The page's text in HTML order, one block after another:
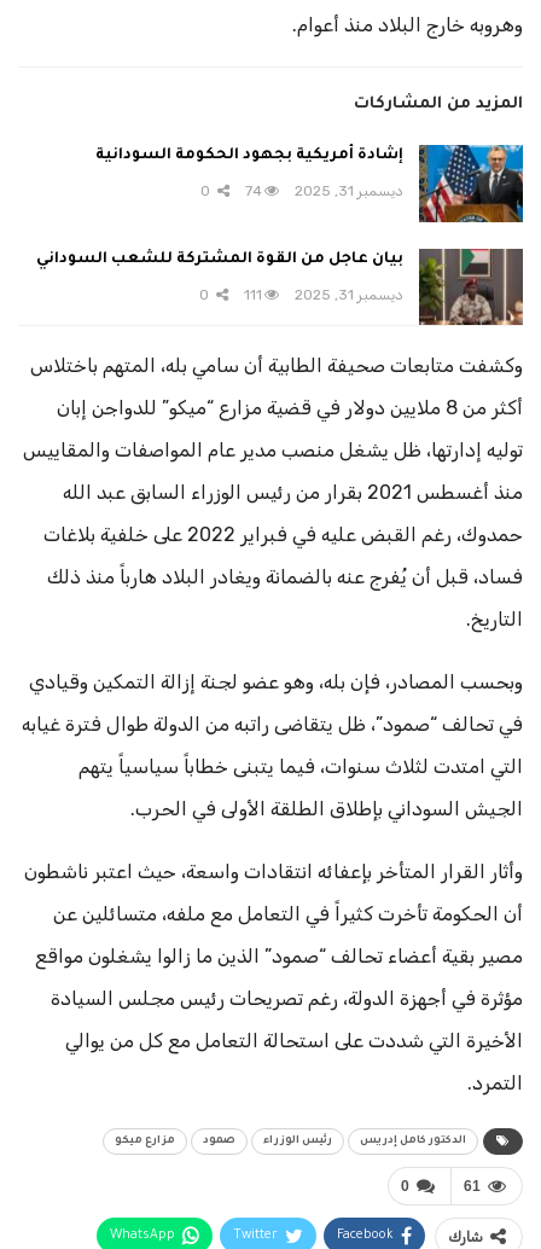
وهروبه خارج البلاد منذ أعوام.
المزيد من المشاركات
إشادة أمريكية بجهود الحكومة السودانية
ديسمبر 31, 2025 74
بيان عاجل من القوة المشتركة للشعب السوداني
ديسمبر 31, 2025 111
وكشفت متابعات صحيفة الطابية أن سامي بله، المتهم باختلاس
أكثر من 8 ملايين دولار في قضية مزارع “ميكو” للدواجن إبان
توليه إدارتها، ظل يشغل منصب مدير عام المواصفات والمقاييس
منذ أغسطس 2021 بقرار من رئيس الوزراء السابق عبد الله
حمدوك، رغم القبض عليه في فبراير 2022 على خلفية بلاغات
فساد، قبل أن يُفرج عنه بالضمانة ويغادر البلاد هارباً منذ ذلك
التاريخ.
وبحسب المصادر، فإن بله، وهو عضو لجنة إزالة التمكين وقيادي
في تحالف “صمود”، ظل يتقاضى راتبه من الدولة طوال فترة غيابه
التي امتدت لثلاث سنوات، فيما يتبنى خطاباً سياسياً يتهم
الجيش السوداني بإطلاق الطلقة الأولى في الحرب.
وأثار القرار المتأخر بإعفائه انتقادات واسعة، حيث اعتبر ناشطون
أن الحكومة تأخرت كثيراً في التعامل مع ملفه، متسائلين عن
مصير بقية أعضاء تحالف “صمود” الذين ما زالوا يشغلون مواقع
مؤثرة في أجهزة الدولة، رغم تصريحات رئيس مجلس السيادة
الأخيرة التي شددت على استحالة التعامل مع كل من يوالي
التمرد.
الدكتور كامل إدريس رئيس الوزراء صمود مزارع ميكو
0 61
شارك Facebook
Twitter
WhatsApp